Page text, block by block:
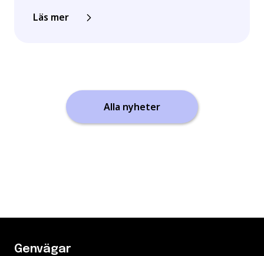
Läs mer
Alla nyheter
Genvägar